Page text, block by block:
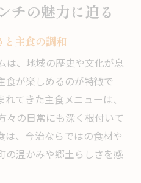
チの魅力に迫る
と主食の調和
は、地域の歴史や文化が息
食が楽しめるのが特徴で
てきた主食メニューは、
々の日常にも深く根付いて
は、今治ならではの食材や
の温かみや郷土らしさを感